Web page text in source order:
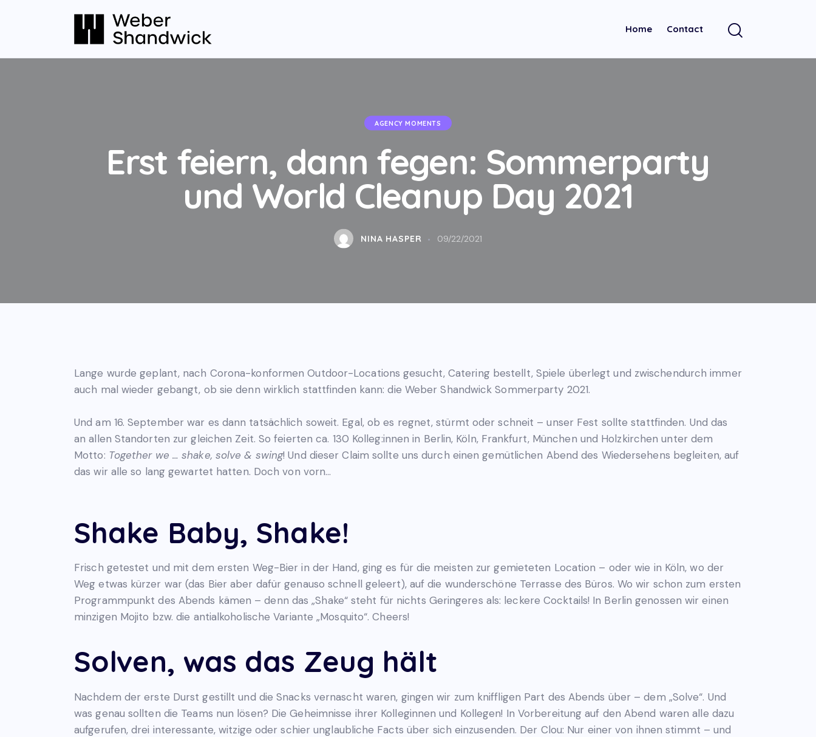
Home Contact
AGENCY MOMENTS
Erst feiern, dann fegen: Sommerparty
und World Cleanup Day 2021
NINA HASPER 09/22/2021
Lange wurde geplant, nach Corona-konformen Outdoor-Locations gesucht, Catering bestellt, Spiele überlegt und zwischendurch immer
auch mal wieder gebangt, ob sie denn wirklich stattfinden kann: die Weber Shandwick Sommerparty 2021.
Und am 16. September war es dann tatsächlich soweit. Egal, ob es regnet, stürmt oder schneit – unser Fest sollte stattfinden. Und das
an allen Standorten zur gleichen Zeit. So feierten ca. 130 Kolleg:innen in Berlin, Köln, Frankfurt, München und Holzkirchen unter dem
Motto: Together we … shake, solve & swing! Und dieser Claim sollte uns durch einen gemütlichen Abend des Wiedersehens begleiten, auf
das wir alle so lang gewartet hatten. Doch von vorn…
Shake Baby, Shake!
Frisch getestet und mit dem ersten Weg-Bier in der Hand, ging es für die meisten zur gemieteten Location – oder wie in Köln, wo der
Weg etwas kürzer war (das Bier aber dafür genauso schnell geleert), auf die wunderschöne Terrasse des Büros. Wo wir schon zum ersten
Programmpunkt des Abends kämen – denn das „Shake“ steht für nichts Geringeres als: leckere Cocktails! In Berlin genossen wir einen
minzigen Mojito bzw. die antialkoholische Variante „Mosquito“. Cheers!
Solven, was das Zeug hält
Nachdem der erste Durst gestillt und die Snacks vernascht waren, gingen wir zum kniffligen Part des Abends über – dem „Solve“. Und
was genau sollten die Teams nun lösen? Die Geheimnisse ihrer Kolleginnen und Kollegen! In Vorbereitung auf den Abend waren alle dazu
aufgerufen, drei interessante, witzige oder schier unglaubliche Facts über sich einzusenden. Der Clou: Nur einer von ihnen stimmt – und